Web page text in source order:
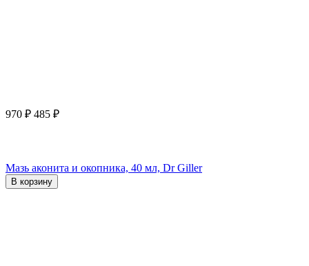
970 ₽ 485 ₽
Мазь аконита и окопника, 40 мл, Dr Giller
В корзину